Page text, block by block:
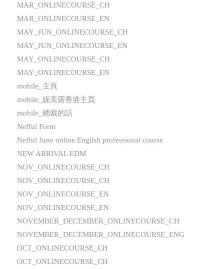
MAR_ONLINECOURSE_CH
MAR_ONLINECOURSE_EN
MAY_JUN_ONLINECOURSE_CH
MAY_JUN_ONLINECOURSE_EN
MAY_ONLINECOURSE_CH
MAY_ONLINECOURSE_EN
mobile_主頁
mobile_妮芙露香港主頁
mobile_總裁的話
Nefful Form
Nefful June online English professional course
NEW ARRIVAL EDM
NOV_ONLINECOURSE_CH
NOV_ONLINECOURSE_CH
NOV_ONLINECOURSE_EN
NOV_ONLINECOURSE_EN
NOVEMBER_DECEMBER_ONLINECOURSE_CH
NOVEMBER_DECEMBER_ONLINECOURSE_ENG
OCT_ONLINECOURSE_CH
OCT_ONLINECOURSE_CH